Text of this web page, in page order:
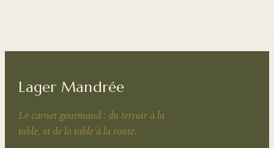
Lager Mandrée
Le carnet gourmand : du terroir à la
table, et de la table à la route.